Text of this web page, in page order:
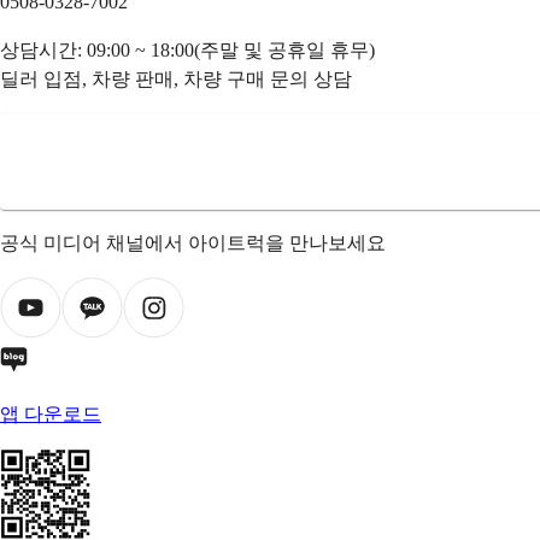
상담시간: 09:00 ~ 18:00(주말 및 공휴일 휴무)
딜러 입점, 차량 판매, 차량 구매 문의 상담
공식 미디어 채널에서 아이트럭을 만나보세요
앱 다운로드